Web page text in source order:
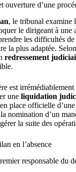
ouverture d’une
, le tribunal examine
le dirigeant à une
les difficultés de
la plus adaptée.
redressement
est
une liquidation
place officielle d’une
nomination d’un
la suite des
en l’absence
responsable du